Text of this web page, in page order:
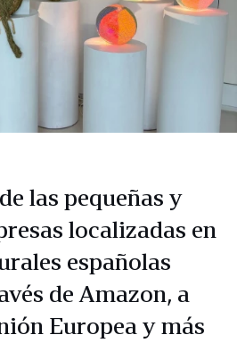
las pequeñas y
localizadas en
españolas
de Amazon, a
Europea y más